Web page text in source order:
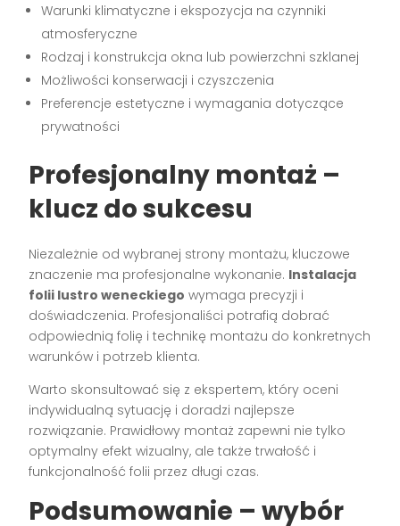
Warunki klimatyczne i ekspozycja na czynniki
atmosferyczne
Rodzaj i konstrukcja okna lub powierzchni szklanej
Możliwości konserwacji i czyszczenia
Preferencje estetyczne i wymagania dotyczące
prywatności
Profesjonalny montaż –
klucz do sukcesu
Niezależnie od wybranej strony montażu, kluczowe
znaczenie ma profesjonalne wykonanie. Instalacja
folii lustro weneckiego wymaga precyzji i
doświadczenia. Profesjonaliści potrafią dobrać
odpowiednią folię i technikę montażu do konkretnych
warunków i potrzeb klienta.
Warto skonsultować się z ekspertem, który oceni
indywidualną sytuację i doradzi najlepsze
rozwiązanie. Prawidłowy montaż zapewni nie tylko
optymalny efekt wizualny, ale także trwałość i
funkcjonalność folii przez długi czas.
Podsumowanie – wybór